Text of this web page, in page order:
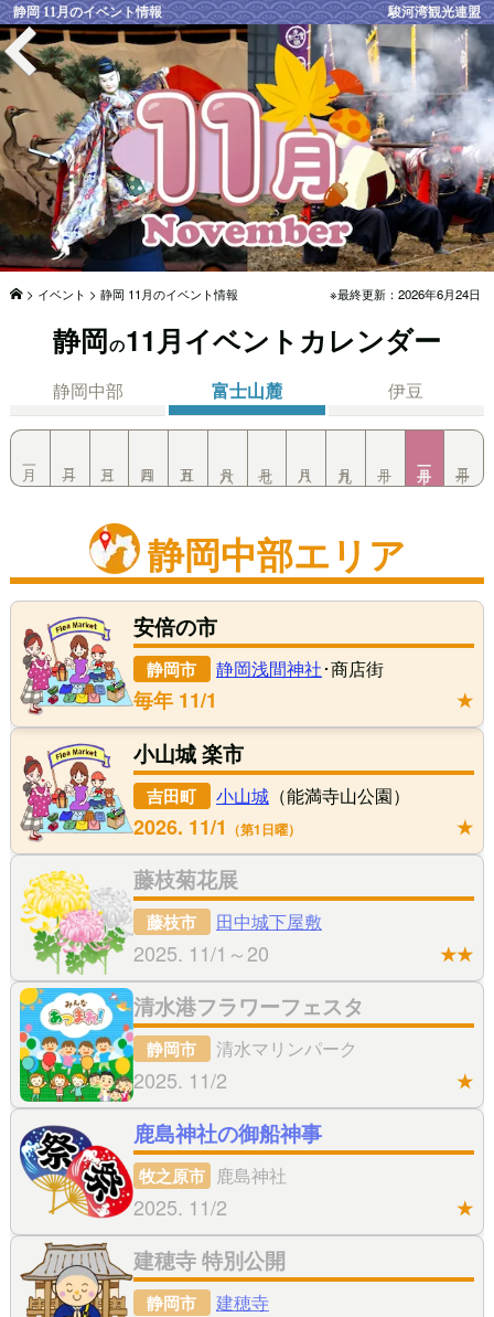
静岡 11月のイベント情報 駿河湾観光連盟
イベント 静岡 11月のイベント情報 最終更新：2026年6月24日
静岡の11月イベントカレンダー
静岡中部 富士山麓 伊豆
静岡中部エリア
安倍の市
静岡市 静岡浅間神社･商店街
毎年 11/1 ★
小山城 楽市
吉田町 小山城（能満寺山公園）
2026. 11/1 第1日曜 ★
藤枝菊花展
藤枝市 田中城下屋敷
2025. 11/1～20 ★★
清水港フラワーフェスタ
静岡市 清水マリンパーク
2025. 11/2 ★
鹿島神社の御船神事
牧之原市 鹿島神社
2025. 11/2 ★
建穂寺 特別公開
静岡市 建穂寺